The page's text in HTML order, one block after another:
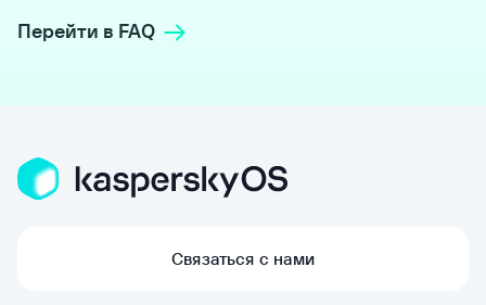
Перейти в FAQ
Связаться с нами